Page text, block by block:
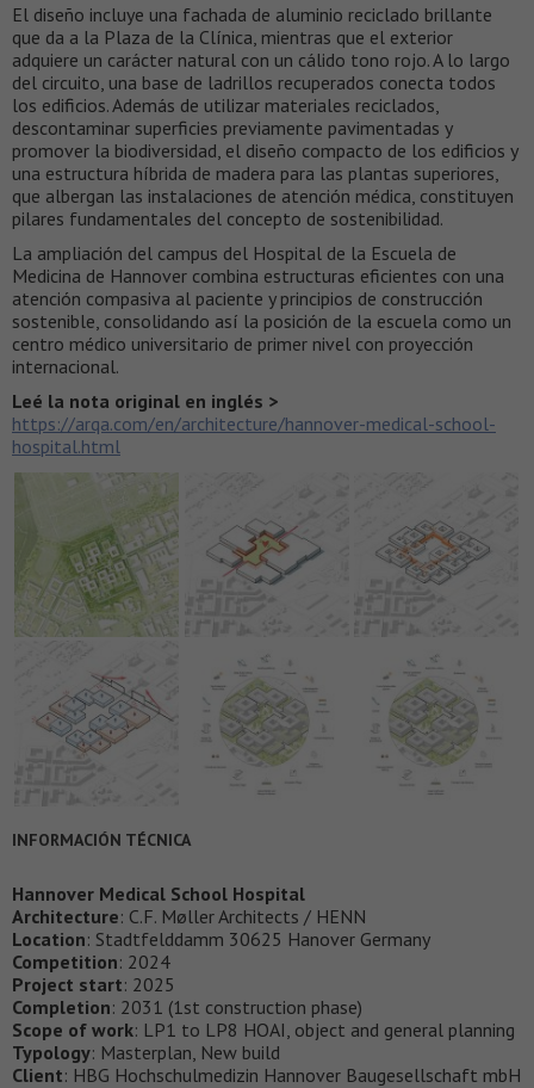
El diseño incluye una fachada de aluminio reciclado brillante
que da a la Plaza de la Clínica, mientras que el exterior
adquiere un carácter natural con un cálido tono rojo. A lo largo
del circuito, una base de ladrillos recuperados conecta todos
los edificios. Además de utilizar materiales reciclados,
descontaminar superficies previamente pavimentadas y
promover la biodiversidad, el diseño compacto de los edificios y
una estructura híbrida de madera para las plantas superiores,
que albergan las instalaciones de atención médica, constituyen
pilares fundamentales del concepto de sostenibilidad.
La ampliación del campus del Hospital de la Escuela de
Medicina de Hannover combina estructuras eficientes con una
atención compasiva al paciente y principios de construcción
sostenible, consolidando así la posición de la escuela como un
centro médico universitario de primer nivel con proyección
internacional.
Leé la nota original en inglés >
https://arqa.com/en/architecture/hannover-medical-school-
hospital.html
INFORMACIÓN TÉCNICA
Hannover Medical School Hospital
Architecture: C.F. Møller Architects / HENN
Location: Stadtfelddamm 30625 Hanover Germany
Competition: 2024
Project start: 2025
Completion: 2031 (1st construction phase)
Scope of work: LP1 to LP8 HOAI, object and general planning
Typology: Masterplan, New build
Client: HBG Hochschulmedizin Hannover Baugesellschaft mbH